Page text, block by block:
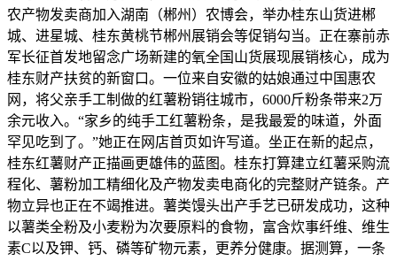
农产物发卖商加入湖南（郴州）农博会，举办桂东山货进郴
城、进星城、桂东黄桃节郴州展销会等促销勾当。正在寨前赤
军长征首发地留念广场新建的氧全国山货展现展销核心，成为
桂东财产扶贫的新窗口。一位来自安徽的姑娘通过中国惠农
网，将父亲手工制做的红薯粉销往城市，6000斤粉条带来2万
余元收入。“家乡的纯手工红薯粉条，是我最爱的味道，外面
罕见吃到了。”她正在网店首页如许写道。坐正在新的起点，
桂东红薯财产正描画更雄伟的蓝图。桂东打算建立红薯采购流
程化、薯粉加工精细化及产物发卖电商化的完整财产链条。产
物立异也正在不竭推进。薯类馒头出产手艺已研发成功，这种
以薯类全粉及小麦粉为次要原料的食物，富含炊事纤维、维生
素C以及钾、钙、磷等矿物元素，更养分健康。据测算，一条